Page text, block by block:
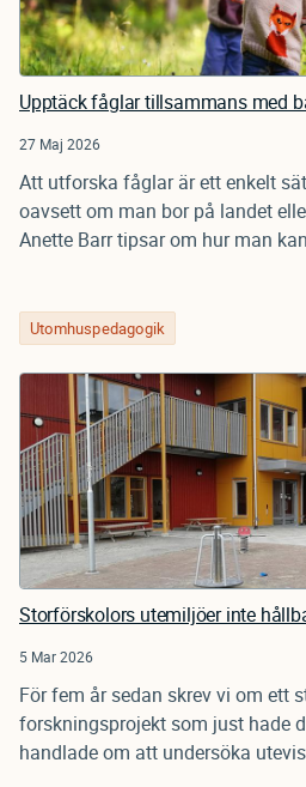
Upptäck fåglar tillsammans med
27 Maj 2026
Att utforska fåglar är ett enkelt
oavsett om man bor på landet
Anette Barr tipsar om hur man
Utomhuspedagogik
Storförskolors utemiljöer inte
5 Mar 2026
För fem år sedan skrev vi om ett
forskningsprojekt som just hade
handlade om att undersöka